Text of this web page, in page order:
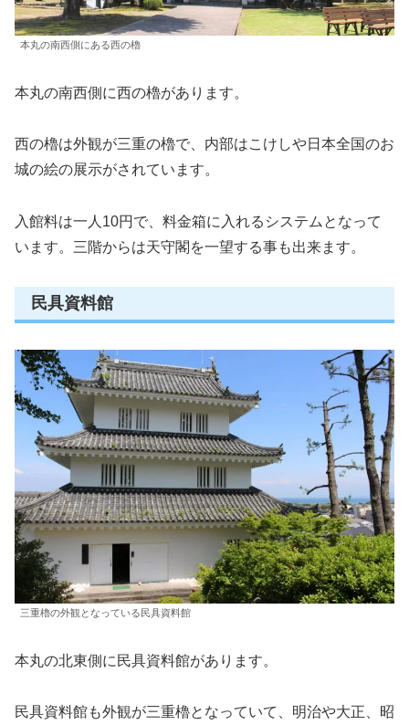
本丸の南西側にある西の櫓
本丸の南西側に西の櫓があります。
西の櫓は外観が三重の櫓で、内部はこけしや日本全国のお
城の絵の展示がされています。
入館料は一人10円で、料金箱に入れるシステムとなって
います。三階からは天守閣を一望する事も出来ます。
民具資料館
三重櫓の外観となっている民具資料館
本丸の北東側に民具資料館があります。
民具資料館も外観が三重櫓となっていて、明治や大正、昭